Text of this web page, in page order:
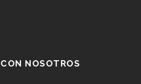
NOSOTROS